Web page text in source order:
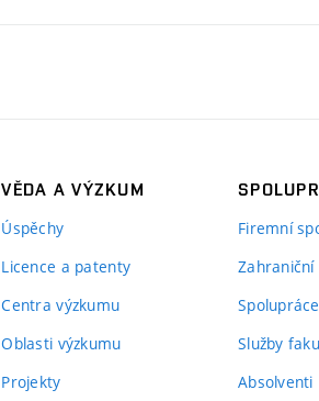
VĚDA A VÝZKUM
Úspěchy
Licence a patenty
Centra výzkumu
Oblasti výzkumu
Projekty
Firemní
Služby
Absolventi